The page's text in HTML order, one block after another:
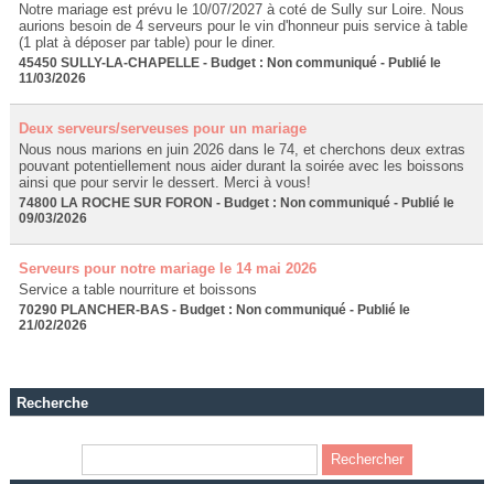
Notre mariage est prévu le 10/07/2027 à coté de Sully sur Loire. Nous
aurions besoin de 4 serveurs pour le vin d'honneur puis service à table
(1 plat à déposer par table) pour le diner.
45450 SULLY-LA-CHAPELLE - Budget : Non communiqué - Publié le
11/03/2026
Deux serveurs/serveuses pour un mariage
Nous nous marions en juin 2026 dans le 74, et cherchons deux extras
pouvant potentiellement nous aider durant la soirée avec les boissons
ainsi que pour servir le dessert. Merci à vous!
74800 LA ROCHE SUR FORON - Budget : Non communiqué - Publié le
09/03/2026
Serveurs pour notre mariage le 14 mai 2026
Service a table nourriture et boissons
70290 PLANCHER-BAS - Budget : Non communiqué - Publié le
21/02/2026
Recherche